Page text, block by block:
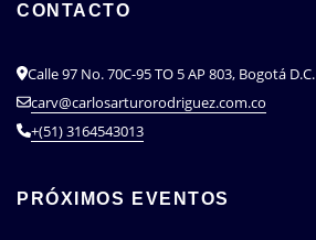
CONTACTO
Calle 97 No. 70C-95 TO 5 AP 803, Bogotá D.C.
carv@carlosarturorodriguez.com.co
+(51) 3164543013
PRÓXIMOS EVENTOS